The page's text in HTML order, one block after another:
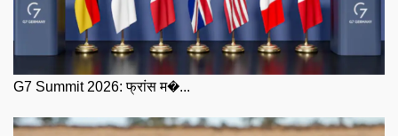
G7 Summit 2026: फ्रांस म�...